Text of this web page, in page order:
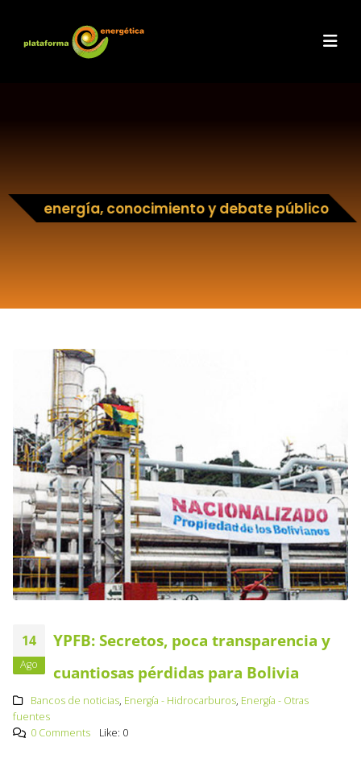
energía, conocimiento y debate público
14
Ago
YPFB: Secretos, poca transparencia y
cuantiosas pérdidas para Bolivia
Bancos de noticias, Energía - Hidrocarburos, Energía - Otras
fuentes
0 Comments
Like: 0